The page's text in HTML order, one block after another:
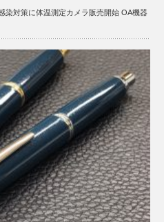
染対策に体温測定カメラ販売開始 OA機器